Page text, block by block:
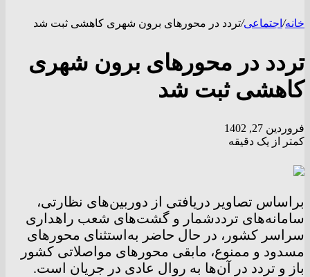
خانه/ اجتماعی/تردد در محور‌های برون شهری کاهشی ثبت شد
تردد در محور‌های برون شهری
کاهشی ثبت شد
فروردین 27, 1402
کمتر از یک دقیقه
براساس تصاویر دریافتی از دوربین‌های نظارتی،
سامانه‌های ترددشمار و گشت‌های شعب راهداری
سراسر کشور، در حال حاضر به‌استثنای محور‌های
مسدود و ممنوع، مابقی محور‌های مواصلاتی کشور
باز و تردد در آن‌ها به روال عادی در جریان است.